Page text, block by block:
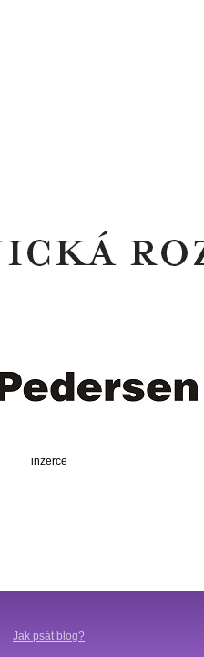
inzerce
Jak psát blog?